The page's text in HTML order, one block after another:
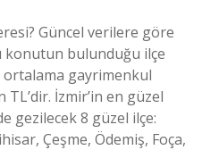
Güncel verilere göre
konutun bulunduğu ilçe
ortalama gayrimenkul
İzmir’in en güzel
gezilecek 8 güzel ilçe:
Çeşme, Ödemiş, Foça,